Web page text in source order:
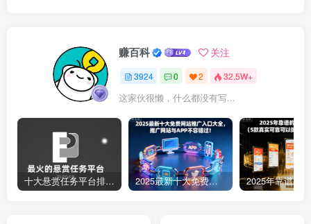
赚百科 关注
3924 0 2 32.5W+
这家伙很懒，什么都没有写...
十大悬赏任务平台排行榜（全网最好的悬赏任务平台） 2025最新十大免费网站推广入口大全，推广网站与APP不容错过！